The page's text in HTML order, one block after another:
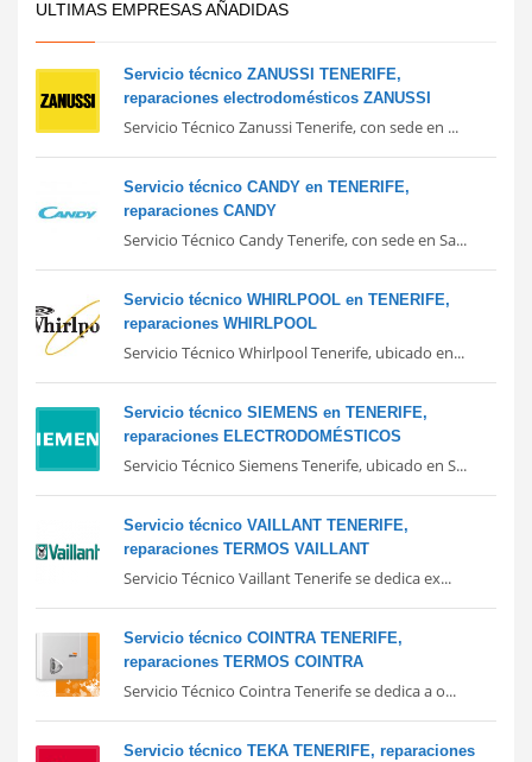
ULTIMAS EMPRESAS AÑADIDAS
Servicio técnico ZANUSSI TENERIFE,
reparaciones electrodomésticos ZANUSSI
Servicio Técnico Zanussi Tenerife, con sede en ...
Servicio técnico CANDY en TENERIFE,
reparaciones CANDY
Servicio Técnico Candy Tenerife, con sede en Sa...
Servicio técnico WHIRLPOOL en TENERIFE,
reparaciones WHIRLPOOL
Servicio Técnico Whirlpool Tenerife, ubicado en...
Servicio técnico SIEMENS en TENERIFE,
reparaciones ELECTRODOMÉSTICOS
Servicio Técnico Siemens Tenerife, ubicado en S...
Servicio técnico VAILLANT TENERIFE,
reparaciones TERMOS VAILLANT
Servicio Técnico Vaillant Tenerife se dedica ex...
Servicio técnico COINTRA TENERIFE,
reparaciones TERMOS COINTRA
Servicio Técnico Cointra Tenerife se dedica a o...
Servicio técnico TEKA TENERIFE, reparaciones